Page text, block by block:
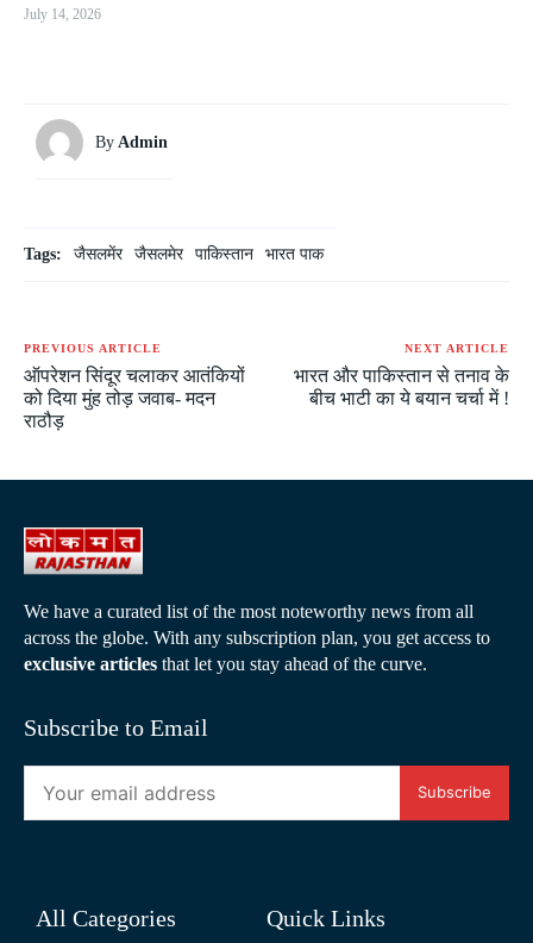
July 14, 2026
By Admin
Tags: जैसलमेंर जैसलमेर पाकिस्तान भारत पाक
PREVIOUS ARTICLE
ऑपरेशन सिंदूर चलाकर आतंकियों
को दिया मुंह तोड़ जवाब- मदन
राठौड़
NEXT ARTICLE
भारत और पाकिस्तान से तनाव के
बीच भाटी का ये बयान चर्चा में !
We have a curated list of the most noteworthy news from all
across the globe. With any subscription plan, you get access to
exclusive articles that let you stay ahead of the curve.
Subscribe to Email
Subscribe
All Categories Quick Links